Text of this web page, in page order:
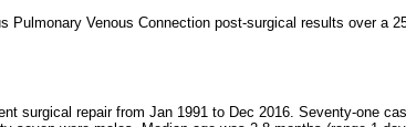
Pulmonary Venous Connection post-surgical results over a
surgical repair from Jan 1991 to Dec 2016. Seventy-one